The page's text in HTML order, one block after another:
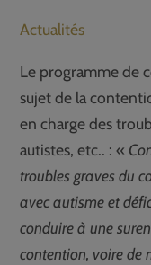
Actualités
Le programme de
sujet de la
en charge des
autistes, etc.. : «
troubles graves du
avec autisme et
conduire à une
contention, voire de